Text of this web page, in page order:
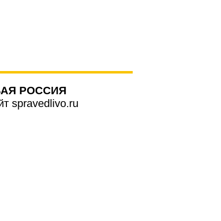
РОССИЯ
spravedlivo.ru